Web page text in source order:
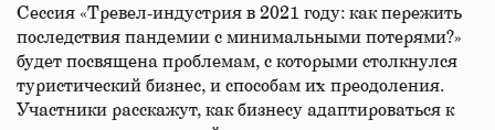
Сессия «Тревел-индустрия в 2021 году: как пережить
последствия пандемии с минимальными потерями?»
будет посвящена проблемам, с которыми столкнулся
туристический бизнес, и способам их преодоления.
Участники расскажут, как бизнесу адаптироваться к